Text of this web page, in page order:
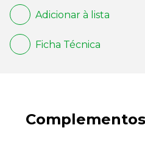
Adicionar à lista
Ficha Técnica